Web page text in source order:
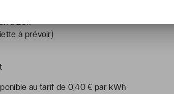
à 20h
à prévoir)
au tarif de 0,40 € par kWh